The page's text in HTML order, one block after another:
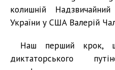
колишній
України у США Валерій
Наш перший крок,
диктаторського